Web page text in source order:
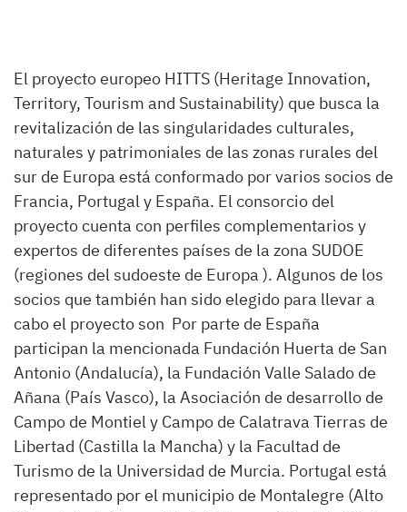
El proyecto europeo HITTS (Heritage Innovation,
Territory, Tourism and Sustainability) que busca la
revitalización de las singularidades culturales,
naturales y patrimoniales de las zonas rurales del
sur de Europa está conformado por varios socios de
Francia, Portugal y España. El consorcio del
proyecto cuenta con perfiles complementarios y
expertos de diferentes países de la zona SUDOE
(regiones del sudoeste de Europa ). Algunos de los
socios que también han sido elegido para llevar a
cabo el proyecto son Por parte de España
participan la mencionada Fundación Huerta de San
Antonio (Andalucía), la Fundación Valle Salado de
Añana (País Vasco), la Asociación de desarrollo de
Campo de Montiel y Campo de Calatrava Tierras de
Libertad (Castilla la Mancha) y la Facultad de
Turismo de la Universidad de Murcia. Portugal está
representado por el municipio de Montalegre (Alto